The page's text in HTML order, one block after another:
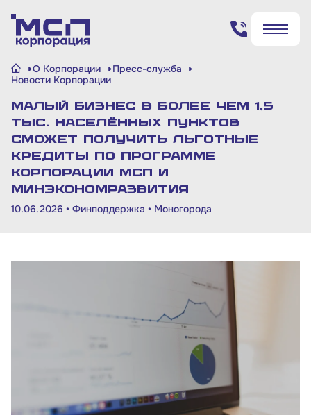
Найти
Поиск по сайту
✖
Найти
О Корпорации
Пресс-служба
Новости Корпорации
Малый бизнес в более чем 1,5
тыс. населённых пунктов
сможет получить льготные
кредиты по программе
Корпорации МСП и
Минэкономразвития
10.06.2026 • Финподдержка • Моногорода